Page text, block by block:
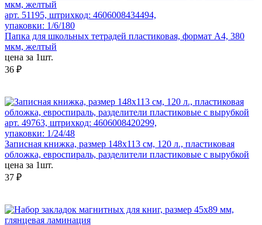
арт. 51195, штрихкод: 4606008434494,
упаковки: 1/6/180
Папка для школьных тетрадей пластиковая, формат А4, 380
мкм, желтый
цена за 1шт.
36 ₽
арт. 49763, штрихкод: 4606008420299,
упаковки: 1/24/48
Записная книжка, размер 148х113 см, 120 л., пластиковая
обложка, евроспираль, разделители пластиковые с вырубкой
цена за 1шт.
37 ₽